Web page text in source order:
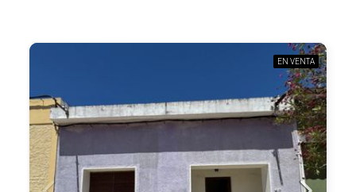
EN VENTA